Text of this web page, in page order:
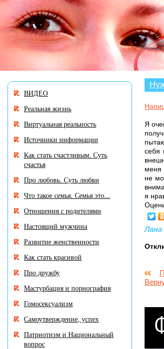
В разделе «Нужен
Я
себя
меня
не
я
Лана
ВИДЕО
Реальная жизнь
Виртуальная реальность
Источники информации
Как стать счастливым. Суть
счастья
Про любовь. Суть любви
Что такое семья. Семья это...
Отношения с родителями
Настоящий мужчина
Развитие женственности
Как стать красивой
Про дружбу
Мастурбация и порнография
Гомосексуализм
Самоутверждение, успех
Патриотизм и Национальный
вопрос